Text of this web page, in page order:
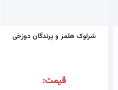
شرلوک هلمز و پرندگان دوزخی
قیمت: